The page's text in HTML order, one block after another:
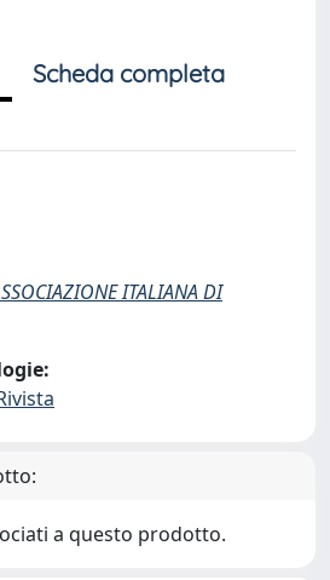
Scheda completa
ITALIANA DI
a questo prodotto.